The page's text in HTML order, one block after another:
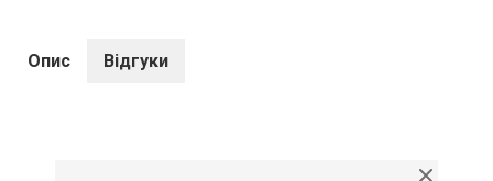
Опис Відгуки